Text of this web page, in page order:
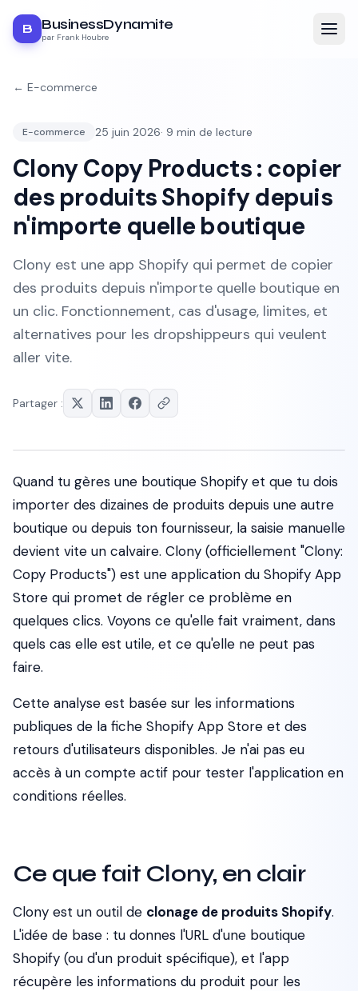
B BusinessDynamite
par Frank Houbre
← E-commerce
E-commerce 25 juin 2026· 9 min de lecture
Clony Copy Products : copier
des produits Shopify depuis
n'importe quelle boutique
Clony est une app Shopify qui permet de copier
des produits depuis n'importe quelle boutique en
un clic. Fonctionnement, cas d'usage, limites, et
alternatives pour les dropshippeurs qui veulent
aller vite.
Partager :
Quand tu gères une boutique Shopify et que tu dois
importer des dizaines de produits depuis une autre
boutique ou depuis ton fournisseur, la saisie manuelle
devient vite un calvaire. Clony (officiellement "Clony:
Copy Products") est une application du Shopify App
Store qui promet de régler ce problème en
quelques clics. Voyons ce qu'elle fait vraiment, dans
quels cas elle est utile, et ce qu'elle ne peut pas
faire.
Cette analyse est basée sur les informations
publiques de la fiche Shopify App Store et des
retours d'utilisateurs disponibles. Je n'ai pas eu
accès à un compte actif pour tester l'application en
conditions réelles.
Ce que fait Clony, en clair
Clony est un outil de clonage de produits Shopify.
L'idée de base : tu donnes l'URL d'une boutique
Shopify (ou d'un produit spécifique), et l'app
récupère les informations du produit pour les